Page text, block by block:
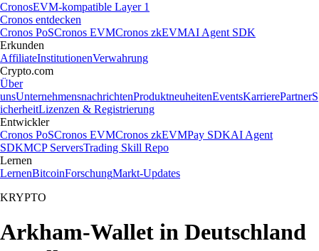
CronosEVM-kompatible Layer 1
Cronos entdecken
Cronos PoSCronos EVMCronos zkEVMAI Agent SDK
Erkunden
AffiliateInstitutionenVerwahrung
Crypto.com
Über
unsUnternehmensnachrichtenProduktneuheitenEventsKarrierePartnerS
icherheitLizenzen & Registrierung
Entwickler
Cronos PoSCronos EVMCronos zkEVMPay SDKAI Agent
SDKMCP ServersTrading Skill Repo
Lernen
LernenBitcoinForschungMarkt-Updates
KRYPTO
Arkham-Wallet in Deutschland